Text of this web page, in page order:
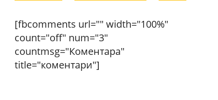
[fbcomments url="" width="100%"
count="off" num="3"
countmsg="Коментара"
title="коментари"]